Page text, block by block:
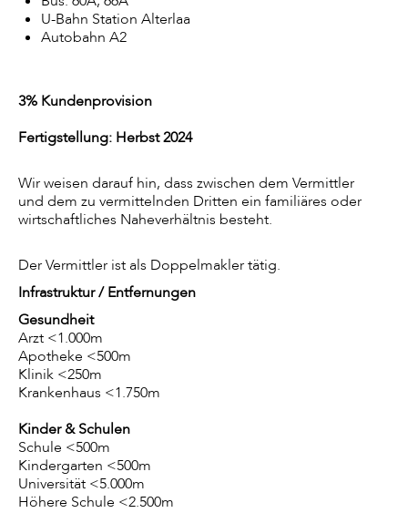
U-Bahn Station Alterlaa
Autobahn A2
3% Kundenprovision
Fertigstellung: Herbst 2024
Wir weisen darauf hin, dass zwischen dem Vermittler
und dem zu vermittelnden Dritten ein familiäres oder
wirtschaftliches Naheverhältnis besteht.
Der Vermittler ist als Doppelmakler tätig.
Infrastruktur / Entfernungen
Gesundheit
Arzt <1.000m
Apotheke <500m
Klinik <250m
Krankenhaus <1.750m
Kinder & Schulen
Schule <500m
Kindergarten <500m
Universität <5.000m
Höhere Schule <2.500m